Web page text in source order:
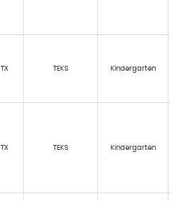
TX TEKS Kindergarten
TX TEKS Kindergarten